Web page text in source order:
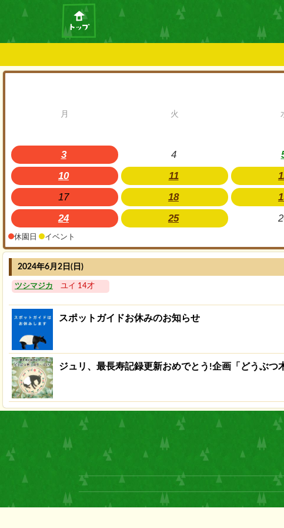
月 火
3
4
10
11
17
18
24
25
休園日 イベント
2024年6月2日(日)
ツシマジカ ユイ 14才
スポットガイドお休みのお知らせ
ジュリ、最長寿記録更新おめでとう!企画「どうぶつ